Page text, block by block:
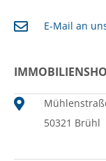
E-Mail an
50321 Brühl